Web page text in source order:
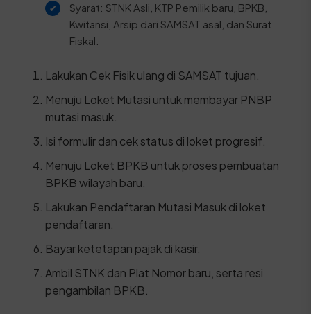
Syarat: STNK Asli, KTP Pemilik baru, BPKB,
Kwitansi, Arsip dari SAMSAT asal, dan Surat
Fiskal.
Lakukan Cek Fisik ulang di SAMSAT tujuan.
Menuju Loket Mutasi untuk membayar PNBP
mutasi masuk.
Isi formulir dan cek status di loket progresif.
Menuju Loket BPKB untuk proses pembuatan
BPKB wilayah baru.
Lakukan Pendaftaran Mutasi Masuk di loket
pendaftaran.
Bayar ketetapan pajak di kasir.
Ambil STNK dan Plat Nomor baru, serta resi
pengambilan BPKB.